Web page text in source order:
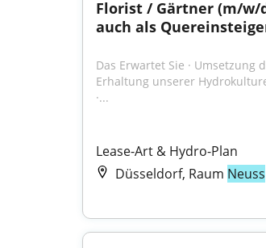
Florist / Gärtner (m/w/
auch als
Das Erwartet Sie · Umsetzung
Erhaltung unserer
·...
Lease-Art & Hydro-Plan
Düsseldorf, Raum Neuss